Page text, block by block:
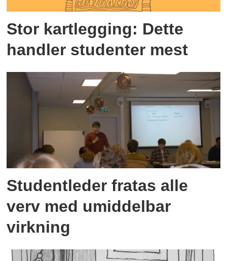
Stor kartlegging: Dette
handler studenter mest
Studentleder fratas alle
verv med umiddelbar
virkning